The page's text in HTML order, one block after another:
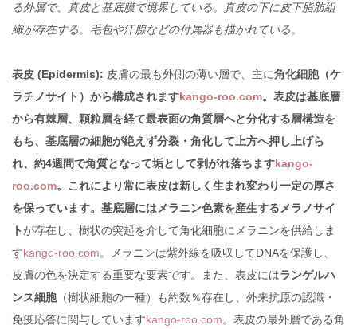
る外層で、真皮と基底膜で境界している。真皮の下に皮下脂肪組
織が存在する。毛包や汗腺などの付属器も描かれている。
表皮 (Epidermis): 皮膚の最も外側の薄い層で、主に角化細胞（ケ
ラチノサイト）から構成されますkango-roo.com。表皮は基底層
から有棘層、顆粒層を経て最表面の角質層へと分化する層構造を
もち、基底層の細胞が絶えず分裂・角化して上方へ押し上げら
れ、約4週間で角質となって垢として剥がれ落ちますkango-
roo.com。これにより常に表皮は新しく生まれ変わり一定の厚さ
を保っています。基底層にはメラニン色素を産生するメラノサイ
ト が存在し、樹状の突起を介して角化細胞にメラニンを供給しま
すkango-roo.com。メラニンは紫外線を吸収してDNAを保護し、
皮膚の色を決定する重要な要素です。また、表皮にはランゲルハ
ンス細胞（樹状細胞の一種）も約数％存在し、外来抗原の認識・
免疫応答に関与していますkango-roo.com。表皮の最外層である角